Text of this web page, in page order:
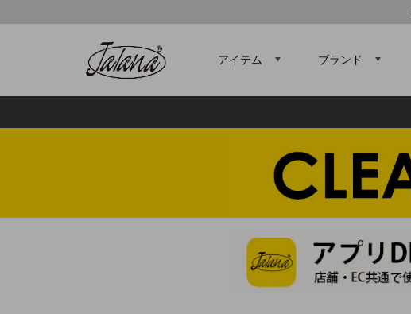
アイテム ブランド